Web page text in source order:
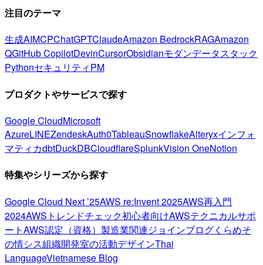
注目のテーマ
生成AIMCPChatGPTClaudeAmazon BedrockRAGAmazon
QGitHub CopilotDevinCursorObsidianモダンデータスタック
PythonセキュリティPM
プロダクトやサービスで探す
Google CloudMicrosoft
AzureLINEZendeskAuth0TableauSnowflakeAlteryxインフォ
マティカdbtDuckDBCloudflareSplunkVision OneNotion
特集やシリーズから探す
Google Cloud Next ’25AWS re:Invent 2025AWS再入門
2024AWSトレンドチェック初心者向けAWSテクニカルサポ
ートAWS認定（資格） 製造業関連ジョインブログくらめそ
の情シス組織開発室の活動デザインThai
LanguageVietnamese Blog